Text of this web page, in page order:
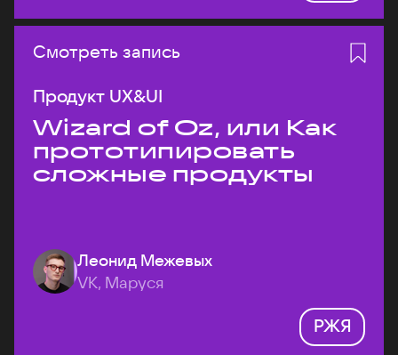
Смотреть запись
Продукт UX&UI
Wizard of Oz, или Как
прототипировать
сложные продукты
Леонид Межевых
VK, Маруся
РЖЯ